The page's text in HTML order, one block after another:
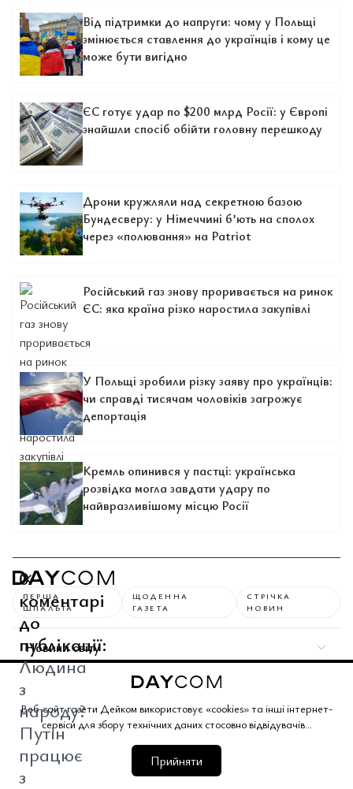
Веб-сайт газети Дейком використовує «cookies» та інші інтернет-
сервіси для збору технічних даних стосовно відвідувачів...
Прийняти
Від підтримки до напруги: чому у Польщі
змінюється ставлення до українців і кому це
може бути вигідно
ЄС готує удар по $200 млрд Росії: у Європі
знайшли спосіб обійти головну перешкоду
Дрони кружляли над секретною базою
Бундесверу: у Німеччині б’ють на сполох
через «полювання» на Patriot
Російський газ знову проривається на ринок
ЄС: яка країна різко наростила закупівлі
У Польщі зробили різку заяву про українців:
чи справді тисячам чоловіків загрожує
депортація
Кремль опинився у пастці: українська
розвідка могла завдати удару по
найвразливішому місцю Росії
0
коментарі
до
публікації:
Людина
з
народу?
Путін
працює
з
ПЕРША
ШПАЛЬТА
ЩОДЕННА
ГАЗЕТА
СТРІЧКА
НОВИН
Новини світу
Спосіб життя
Ділова активність